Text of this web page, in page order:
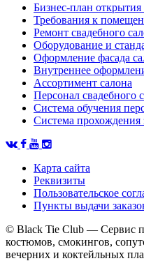
Бизнес-план открытия
Требования к
Ремонт свадебного
Оборудование и
Оформление фасада
Внутреннее
Ассортимент салона
Персонал свадебного
Система обучения
Система прохождения
Карта сайта
Реквизиты
Пользовательское
Пункты выдачи
© Black Tie Club — Сервис
костюмов, смокингов,
вечерних и коктейльных